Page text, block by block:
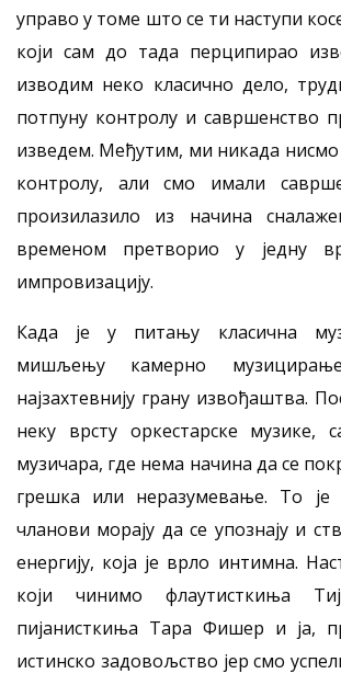
управо у томе што се ти наступи
који сам до тада перципирао
изводим неко класично дело,
потпуну контролу и савршенство
изведем. Међутим, ми никада
контролу, али смо имали
произилазило из начина
временом претворио у једну
импровизацију.
Када је у питању класична
мишљењу камерно
најзахтевнију грану извођаштва.
неку врсту оркестарске музике,
музичара, где нема начина да се
грешка или неразумевање. То је
чланови морају да се упознају и
енергију, која је врло интимна.
који чинимо флаутисткиња
пијанисткиња Тара Фишер и ја,
истинско задовољство јер смо